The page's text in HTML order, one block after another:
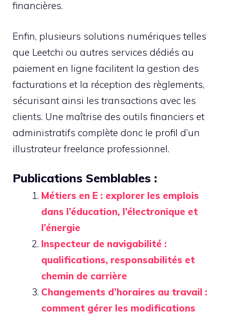
financières.
Enfin, plusieurs solutions numériques telles
que Leetchi ou autres services dédiés au
paiement en ligne facilitent la gestion des
facturations et la réception des règlements,
sécurisant ainsi les transactions avec les
clients. Une maîtrise des outils financiers et
administratifs complète donc le profil d’un
illustrateur freelance professionnel.
Publications Semblables :
Métiers en E : explorer les emplois
dans l’éducation, l’électronique et
l’énergie
Inspecteur de navigabilité :
qualifications, responsabilités et
chemin de carrière
Changements d’horaires au travail :
comment gérer les modifications